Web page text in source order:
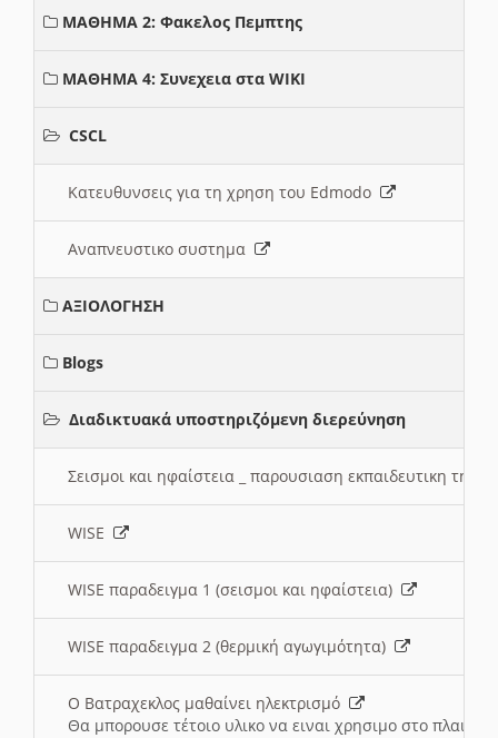
ΜΑΘΗΜΑ 2: Φακελος Πεμπτης
ΜΑΘΗΜΑ 4: Συνεχεια στα WIKI
CSCL
Κατευθυνσεις για τη χρηση του Edmodo
Αναπνευστικο συστημα
ΑΞΙΟΛΟΓΗΣΗ
Blogs
Διαδικτυακά υποστηριζόμενη διερεύνηση
Σεισμοι και ηφαίστεια _ παρουσιαση εκπαιδευτικη
WISE
WISE παραδειγμα 1 (σεισμοι και ηφαίστεια)
WISE παραδειγμα 2 (θερμική αγωγιμότητα)
Ο Βατραχεκλος μαθαίνει ηλεκτρισμό
Θα μπορουσε τέτοιο υλικο να ειναι χρησιμο στο